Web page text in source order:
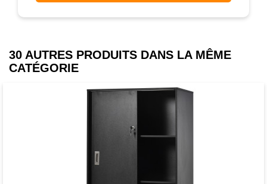
30 AUTRES PRODUITS DANS LA MÊME
CATÉGORIE